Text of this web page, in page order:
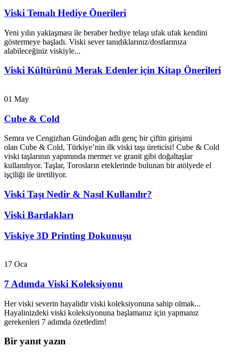
Viski Temalı Hediye Önerileri
Yeni yılın yaklaşması ile beraber hediye telaşı ufak ufak kendini
göstermeye başladı. Viski sever tanıdıklarınız/dostlarınıza
alabileceğiniz viskiyle...
Viski Kültürünü Merak Edenler için Kitap Önerileri
01 May
Cube & Cold
Semra ve Cengizhan Gündoğan adlı genç bir çiftin girişimi
olan Cube & Cold, Türkiye’nin ilk viski taşı üreticisi! Cube & Cold
viski taşlarının yapımında mermer ve granit gibi doğaltaşlar
kullanılıyor. Taşlar, Torosların eteklerinde bulunan bir atölyede el
işçiliği ile üretiliyor.
Viski Taşı Nedir & Nasıl Kullanılır?
Viski Bardakları
Viskiye 3D Printing Dokunuşu
17 Oca
7 Adımda Viski Koleksiyonu
Her viski severin hayalidir viski koleksiyonuna sahip olmak...
Hayalinizdeki viski koleksiyonuna başlamanız için yapmanız
gerekenleri 7 adımda özetledim!
Bir yanıt yazın